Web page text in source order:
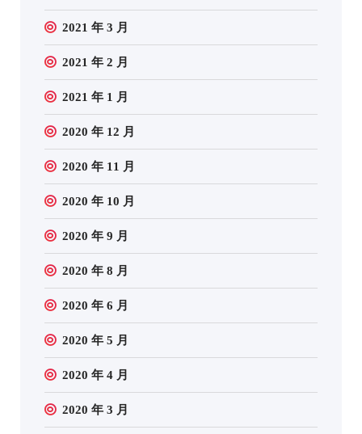
2021 年 3 月
2021 年 2 月
2021 年 1 月
2020 年 12 月
2020 年 11 月
2020 年 10 月
2020 年 9 月
2020 年 8 月
2020 年 6 月
2020 年 5 月
2020 年 4 月
2020 年 3 月